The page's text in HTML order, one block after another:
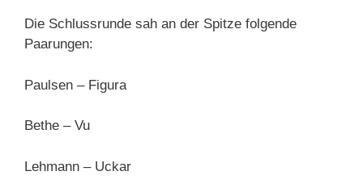
Die Schlussrunde sah an der Spitze folgende
Paarungen:
Paulsen – Figura
Bethe – Vu
Lehmann – Uckar